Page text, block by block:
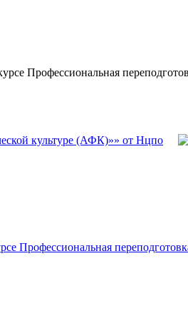
Профессиональная
культуре (АФК)»» от Нцпо
Профессиональная